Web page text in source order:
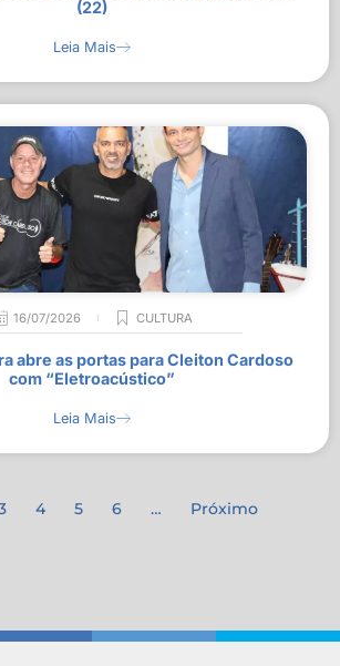
(22)
Leia Mais
16/07/2026 CULTURA
abre as portas para Cleiton Cardoso
com “Eletroacústico”
Leia Mais
4 5 6 … Próximo